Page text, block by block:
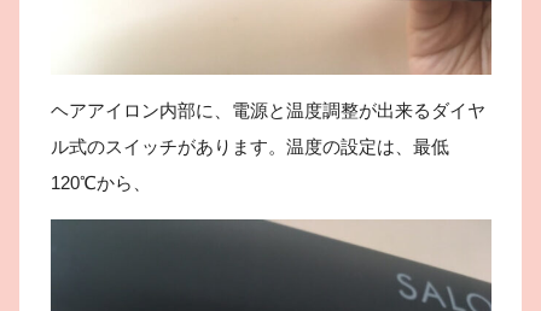
ヘアアイロン内部に、電源と温度調整が出来るダイヤ
ル式のスイッチがあります。温度の設定は、最低
120℃から、